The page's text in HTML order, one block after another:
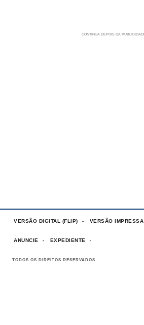
VERSÃO DIGITAL (FLIP) VERSÃO IMPRESSA
ANUNCIE EXPEDIENTE
TODOS OS DIREITOS RESERVADOS